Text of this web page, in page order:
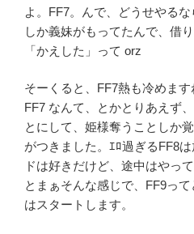
よ。FF7。んで、どうせやる
しか義妹がもってたんで、借
「かえした」って orz
そーくると、FF7熱も冷めま
FF7 なんて、とかとりあえず
とにして、姫様奪うことしか
がつきました。ｴﾛ過ぎるFF8
ドは好きだけど、途中はやって
とまぁそんな感じで、FF9っ
はスタートします。